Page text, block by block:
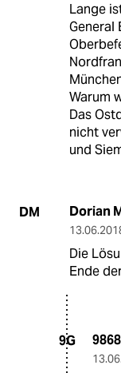
Lange
General
Warum
Das
nicht
und
DM Dorian
Die
Ende
9G